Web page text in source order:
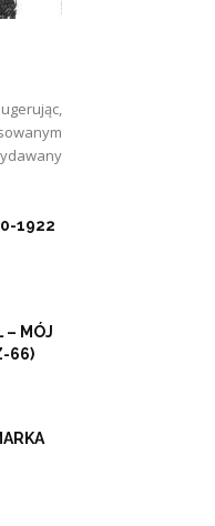
1922
– MÓJ
66)